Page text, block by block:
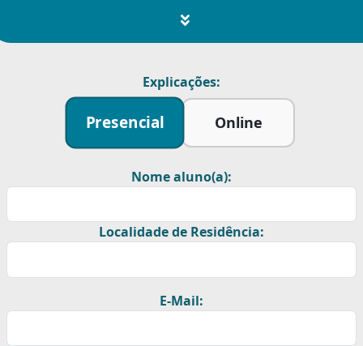
Explicações:
Presencial Online
Nome aluno(a):
Localidade de Residência:
E-Mail: